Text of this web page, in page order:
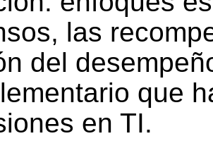
las
del
que
en TI.